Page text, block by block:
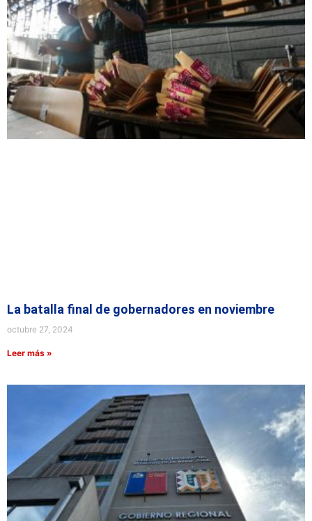
La batalla final de gobernadores en noviembre
octubre 27, 2024
Leer más »